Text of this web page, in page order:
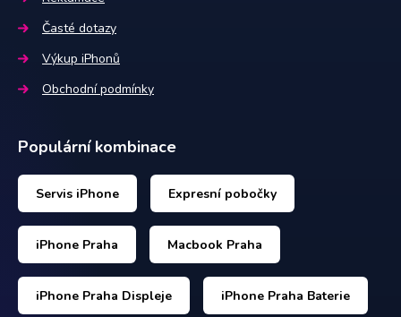
Časté dotazy
Výkup iPhonů
Obchodní podmínky
Populární kombinace
Servis iPhone Expresní pobočky
iPhone Praha Macbook Praha
iPhone Praha Displeje iPhone Praha Baterie